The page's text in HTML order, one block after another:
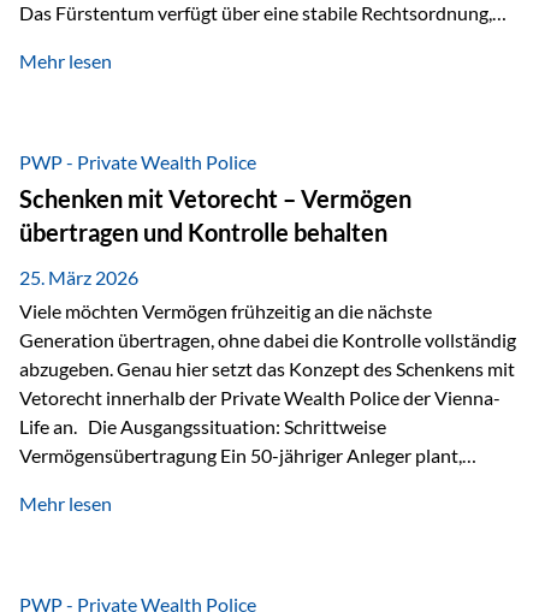
Das Fürstentum verfügt über eine stabile Rechtsordnung,
monarchischen Elementen basiert. Diese Struktur schafft
und Unternehmen. Ein wesentliches Merkmal ist die
Staatsfinanzierung: Liechtenstein weist keine
Staatsschulden auf, und der Schutz der wirtschaftlichen
Interessen der Bevölkerung ist in der Verfassung verankert.
Besonders hervorzuheben ist hierbei Artikel 14 der
liechtensteinischen Verfassung. Darin…
Mehr lesen
PWP - Private Wealth Police
Schenken mit Vetorecht – Vermögen
übertragen und Kontrolle behalten
25. März 2026
Viele möchten Vermögen frühzeitig an die nächste
Generation übertragen, ohne dabei die Kontrolle vollständig
abzugeben. Genau hier setzt das Konzept des Schenkens mit
Vetorecht innerhalb der Private Wealth Police der Vienna-
Life an. Die Ausgangssituation: Schrittweise
Vermögensübertragung Ein 50-jähriger Anleger plant,
der steuerliche Freibetrag optimal genutzt werden, sondern
strukturierte, langfristige Vermögensübertragung, ohne die
Mehr lesen
PWP - Private Wealth Police